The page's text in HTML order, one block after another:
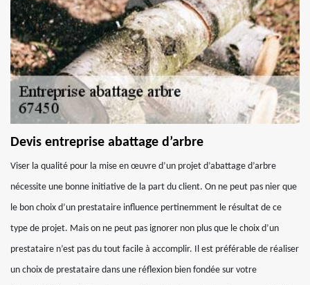
Devis entreprise abattage d’arbre
Viser la qualité pour la mise en œuvre d’un projet d’abattage d’arbre
nécessite une bonne initiative de la part du client. On ne peut pas nier que
le bon choix d’un prestataire influence pertinemment le résultat de ce
type de projet. Mais on ne peut pas ignorer non plus que le choix d’un
prestataire n’est pas du tout facile à accomplir. Il est préférable de réaliser
un choix de prestataire dans une réflexion bien fondée sur votre